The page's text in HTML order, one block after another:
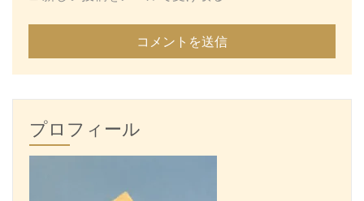
プロフィール